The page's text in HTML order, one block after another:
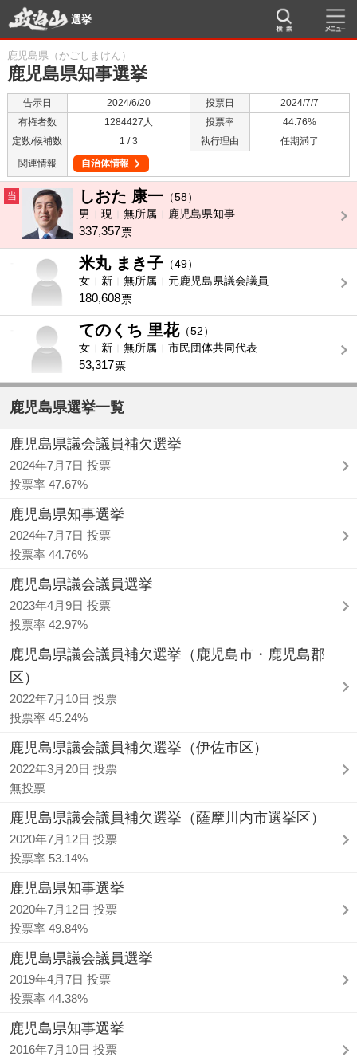
選挙
鹿児島県（かごしまけん）
鹿児島県知事選挙
告示日 2024/6/20 投票日
2024/7/7
有権者数
1284427人 投票率
44.76%
定数/候補数
1 / 3 執行理由
任期満了
関連情報
自治体情報
当 しおた 康一 （58）
男
現 無所属 鹿児島県知事
337,357票
米丸 まき子 （49）
女
新 無所属 元鹿児島県議会議員
180,608票
てのくち 里花（52）
女
新 無所属 市民団体共同代表
53,317票
鹿児島県選挙一覧
鹿児島県議会議員補欠選挙
2024年7月7日 投票
投票率 47.67%
鹿児島県知事選挙
2024年7月7日 投票
投票率 44.76%
鹿児島県議会議員選挙
2023年4月9日 投票
投票率 42.97%
鹿児島県議会議員補欠選挙（鹿児島市・鹿児島郡
区）
2022年7月10日 投票
投票率 45.24%
鹿児島県議会議員補欠選挙（伊佐市区）
2022年3月20日 投票
無投票
鹿児島県議会議員補欠選挙（薩摩川内市選挙区）
2020年7月12日 投票
投票率 53.14%
鹿児島県知事選挙
2020年7月12日 投票
投票率 49.84%
鹿児島県議会議員選挙
2019年4月7日 投票
投票率 44.38%
鹿児島県知事選挙
2016年7月10日 投票